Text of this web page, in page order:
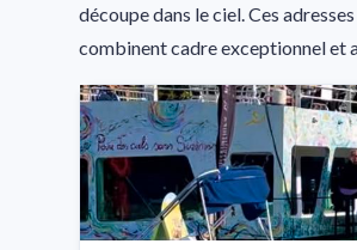
découpe dans le ciel. Ces
combinent cadre exceptionnel et